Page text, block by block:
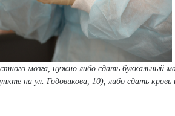
мозга, нужно либо сдать буккальный
на ул. Годовикова, 10), либо сдать